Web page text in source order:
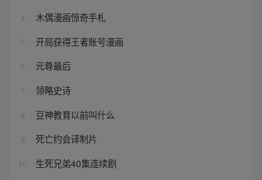
4 木偶漫画惊奇手札
5 开局获得王者账号漫画
6 元尊最后
7 领略史诗
8 豆神教育以前叫什么
9 死亡约会译制片
10 生死兄弟40集连续剧